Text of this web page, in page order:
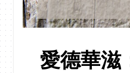
愛德華滋